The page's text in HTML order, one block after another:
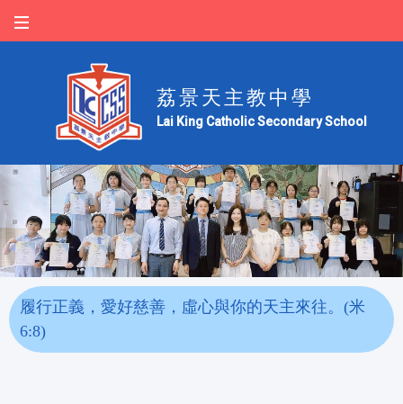
荔景天主教中學
Lai King Catholic Secondary School
履行正義，愛好慈善，虛心與你的天主來往。(米
6:8)